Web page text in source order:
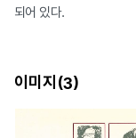
되어 있다.
이미지(3)